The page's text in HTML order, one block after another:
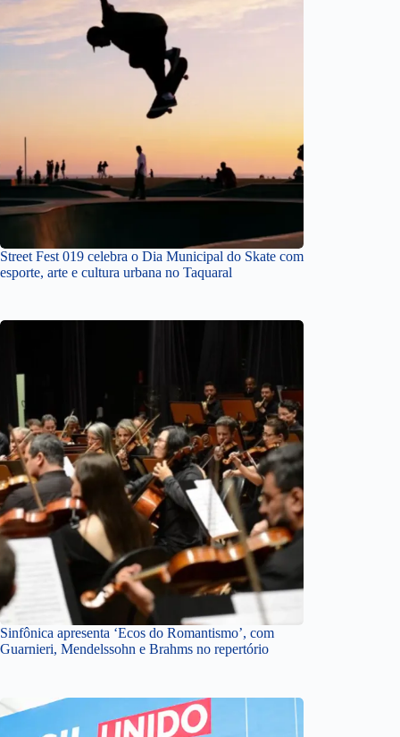
Street Fest 019 celebra o Dia Municipal do Skate com
esporte, arte e cultura urbana no Taquaral
Sinfônica apresenta ‘Ecos do Romantismo’, com
Guarnieri, Mendelssohn e Brahms no repertório